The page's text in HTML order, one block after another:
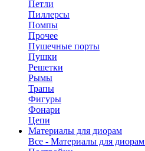
Петли
Пиллерсы
Помпы
Прочее
Пушечные порты
Пушки
Решетки
Рымы
Трапы
Фигуры
Фонари
Цепи
Материалы для диорам
Все - Материалы для диорам